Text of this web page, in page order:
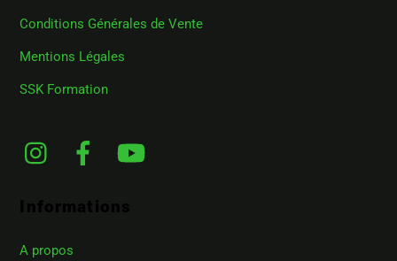
Conditions Générales de Vente
Mentions Légales
SSK Formation
Instagram
A propos